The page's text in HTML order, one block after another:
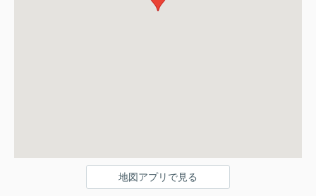
地図アプリで見る